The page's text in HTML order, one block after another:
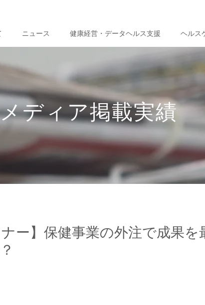
ニュース 健康経営・データヘルス支援 ヘルス
ディア掲載実績
ー】保健事業の外注で成果を